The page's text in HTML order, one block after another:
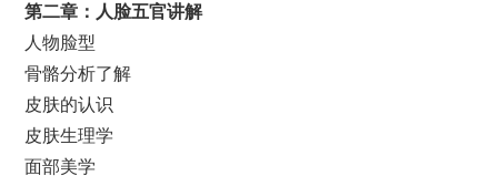
第二章： 人脸五官讲解
人物脸型
骨骼分析了解
皮肤的认识
皮肤生理学
面部美学